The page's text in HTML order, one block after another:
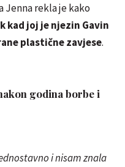
Jenna rekla je kako
joj je njezin Gavin
plastične zavjese.
godina borbe i
i nisam znala